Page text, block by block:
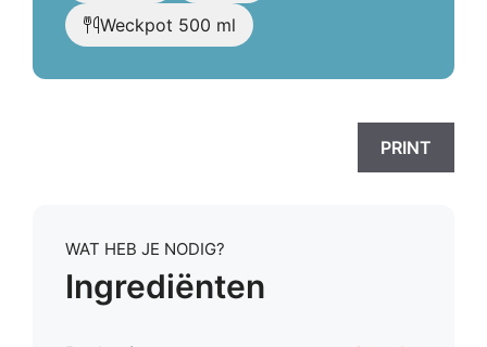
Weckpot 500 ml
PRINT
WAT HEB JE NODIG?
Ingrediënten